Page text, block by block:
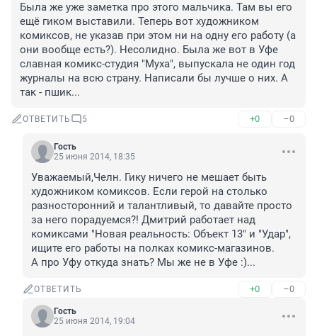
Была же уже заметка про этого мальчика. Там вы его
ещё гиком выставили. Теперь вот художником
комиксов, не указав при этом ни на одну его работу (а
они вообще есть?). Несолидно. Была же вот в Уфе
славная комикс-студия "Муха", выпускала не один год
журналы на всю страну. Написали бы лучше о них. А
так - пшик...
ОТВЕТИТЬ 5 +0 –0
Гость
25 июня 2014, 18:35
Уважаемый,Челн. Гику ничего не мешает быть
художником комиксов. Если герой на столько
разносторонний и талантливый, то давайте просто
за него порадуемся?! Дмитрий работает над
комиксами "Новая реальность: Объект 13" и "Удар",
ищите его работы на полках комикс-магазинов.
А про Уфу откуда знать? Мы же не в Уфе :)...
ОТВЕТИТЬ +0 –0
Гость
25 июня 2014, 19:04